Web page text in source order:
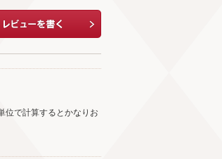
位で計算するとかなりお